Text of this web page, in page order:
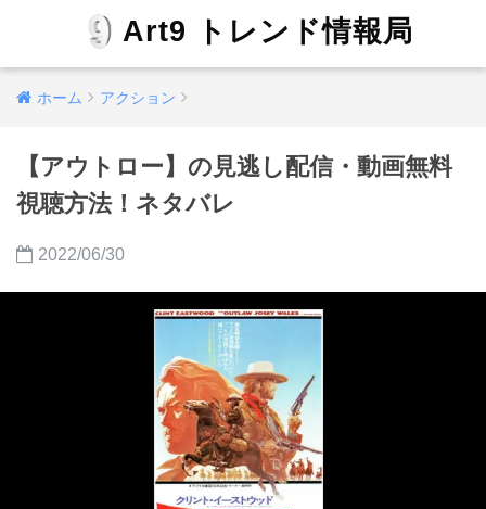
Art9 トレンド情報局
ホーム アクション
【アウトロー】の見逃し配信・動画無料
視聴方法！ネタバレ
2022/06/30